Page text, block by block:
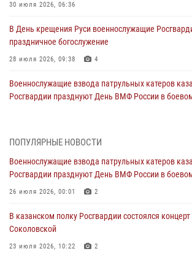
30 июля 2026, 06:36
В День крещения Руси военнослужащие
праздничное богослужение
28 июля 2026, 09:38 4
Военнослужащие взвода патрульных катеров
Росгвардии празднуют День ВМФ России в
Татарстанские росгвардейцы завоевали «бронзу»
24 июля 2026, 15:05
В казанском полку Росгвардии состоялся
23 июля 2026, 10:22
В Нижнекамске сотрудники Росгвардии
ПОПУЛЯРНЫЕ НОВОСТИ
Военнослужащие взвода патрульных катеров
Росгвардии празднуют День ВМФ России в
26 июля 2026, 00:01 2
В казанском полку Росгвардии состоялся
Соколовской
23 июля 2026, 10:22 2